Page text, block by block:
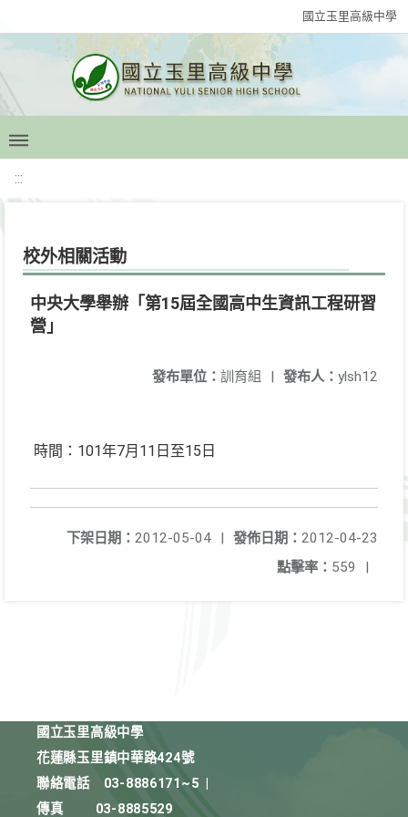
國立玉里高級中學
:::
校外相關活動
中央大學舉辦「第15屆全國高中生資訊工程研習
營」
發布人： ylsh12
發布單位： 訓育組 |
時間：101年7月11日至15日
發佈日期： 2012-04-23
下架日期： 2012-05-04
|
點擊率： 559 |
國立玉里高級中學
花蓮縣玉里鎮中華路424號
聯絡電話
03-8886171~5
傳真
03-8885529